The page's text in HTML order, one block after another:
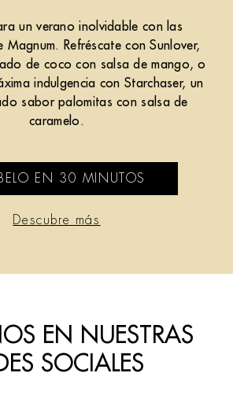
un verano inolvidable con las
Magnum. Refréscate con Sunlover,
de coco con salsa de mango, o
indulgencia con Starchaser, un
sabor palomitas con salsa de
caramelo.
EN 30 MINUTOS
Descubre más
EN NUESTRAS
SOCIALES